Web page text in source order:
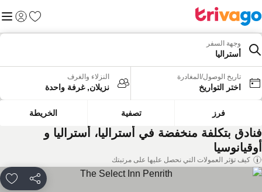
المفضلة
تسجيل
وجهة السفر
أستراليا
تاريخ الوصول/المغادرة
اختر التواريخ
النزلاء والغرف
نزيلان, غرفة واحدة
فرز تصفية الخريطة
بتكلفة منخفضة في أستراليا، أستراليا و
كيف تؤثر العمولات التي نحصل عليها على مرتبتك
مشاركة